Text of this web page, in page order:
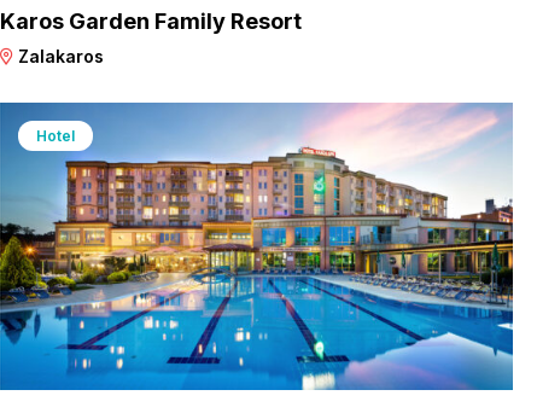
Karos Garden Family Resort
Zalakaros
Hotel